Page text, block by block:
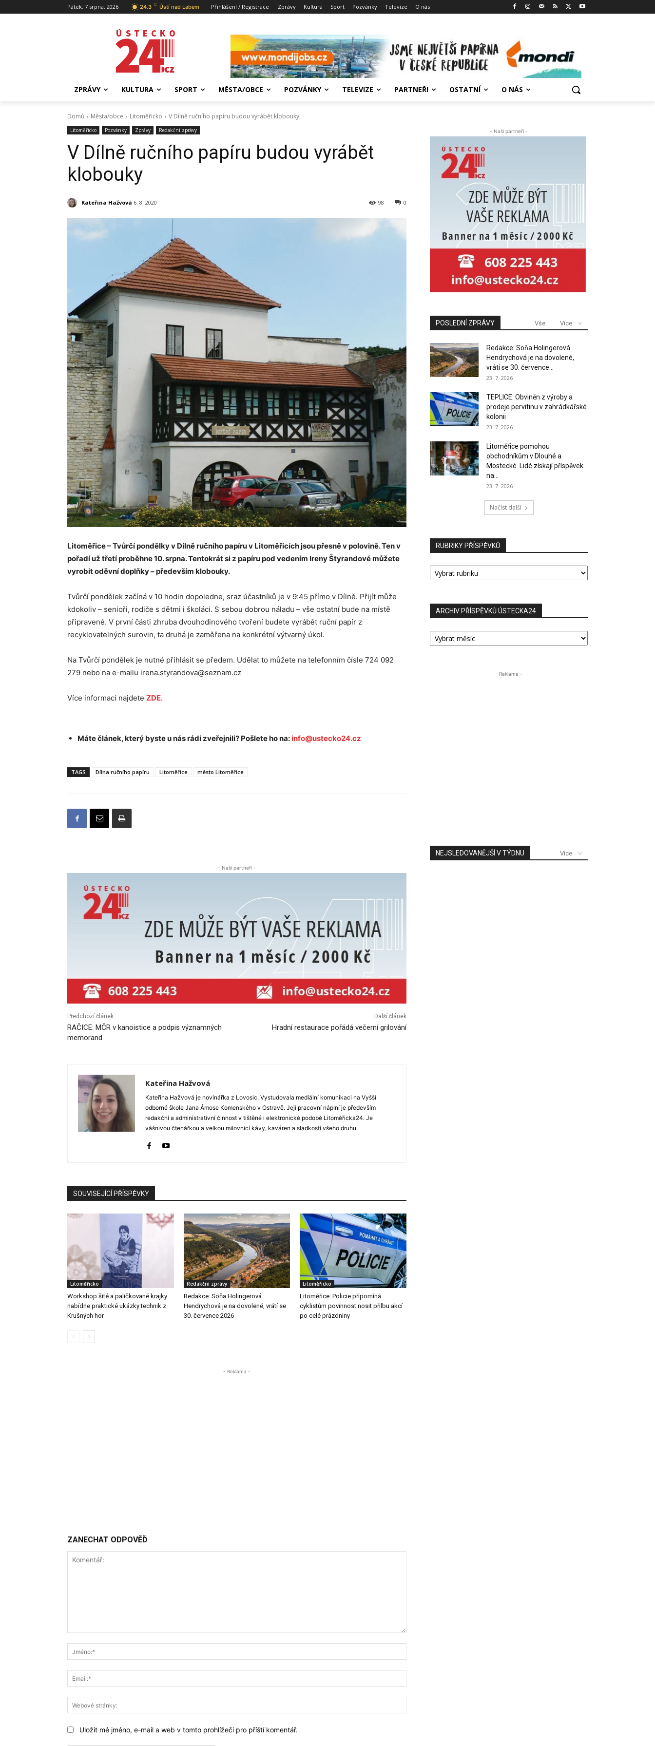
Pátek, 7 srpna, 2026 24.3 C Ústí nad Labem Přihlášení / Registrace Zprávy Kultura Sport Pozvánky Televize O nás
ZPRÁVY KULTURA SPORT MĚSTA/OBCE POZVÁNKY TELEVIZE PARTNEŘI OSTATNÍ O NÁS
Domů Města/obce Litoměřicko V Dílně ručního papíru budou vyrábět klobouky
Litoměřicko Pozvánky Zprávy Redakční zprávy
V Dílně ručního papíru budou vyrábět
klobouky
Kateřina Hažvová 6. 8. 2020 0
98
Litoměřice – Tvůrčí pondělky v Dílně ručního papíru v Litoměřicích jsou přesně v polovině. Ten v
pořadí už třetí proběhne 10. srpna. Tentokrát si z papíru pod vedením Ireny Štyrandové můžete
vyrobit oděvní doplňky – především klobouky.
Tvůrčí pondělek začíná v 10 hodin dopoledne, sraz účastníků je v 9:45 přímo v Dílně. Přijít může
kdokoliv – senioři, rodiče s dětmi i školáci. S sebou dobrou náladu – vše ostatní bude na místě
připravené. V první části zhruba dvouhodinového tvoření budete vyrábět ruční papír z
recyklovatelných surovin, ta druhá je zaměřena na konkrétní výtvarný úkol.
Na Tvůrčí pondělek je nutné přihlásit se předem. Udělat to můžete na telefonním čísle 724 092
279 nebo na e-mailu irena.styrandova@seznam.cz
Více informací najdete ZDE.
Máte článek, který byste u nás rádi zveřejnili? Pošlete ho na: info@ustecko24.cz
TAGS Dílna ručního papíru Litoměřice město Litoměřice
- Naši partneři -
Předchozí článek
RAČICE: MČR v kanoistice a podpis významných
memorand
Další článek
Hradní restaurace pořádá večerní grilování
Kateřina Hažvová
Kateřina Hažvová je novinářka z Lovosic. Vystudovala mediální komunikaci na Vyšší
odborné škole Jana Ámose Komenského v Ostravě. Její pracovní náplní je především
redakční a administrativní činnost v tištěné i elektronické podobě Litoměřicka24. Je
vášnivou čtenářkou a velkou milovnicí kávy, kaváren a sladkostí všeho druhu.
SOUVISEJÍCÍ PŘÍSPĚVKY
Litoměřicko
Workshop šité a paličkované krajky
nabídne praktické ukázky technik z
Krušných hor
Redakční zprávy
Redakce: Soňa Holingerová
Hendrychová je na dovolené, vrátí se
30. července 2026
Litoměřicko
Litoměřice: Policie připomíná
cyklistům povinnost nosit přilbu akcí
po celé prázdniny
- Reklama -
ZANECHAT ODPOVĚĎ
stránky:
Uložit mé jméno, e-mail a web v tomto prohlížeči pro příští komentář.
- Naši partneři -
POSLEDNÍ ZPRÁVY Vše Více
Redakce: Soňa Holingerová
Hendrychová je na dovolené,
vrátí se 30. července...
23. 7. 2026
TEPLICE: Obviněn z výroby a
prodeje pervitinu v zahrádkářské
kolonii
23. 7. 2026
Litoměřice pomohou
obchodníkům v Dlouhé a
Mostecké. Lidé získají příspěvek
na...
23. 7. 2026
Načíst další
RUBRIKY PŘÍSPĚVKŮ
RUBRIKY
PŘÍSPĚVKŮ
ARCHIV PŘÍSPĚVKŮ ÚSTECKA24
ARCHIV
PŘÍSPĚVKŮ
- Reklama -
NEJSLEDOVANĚJŠÍ V TÝDNU Více